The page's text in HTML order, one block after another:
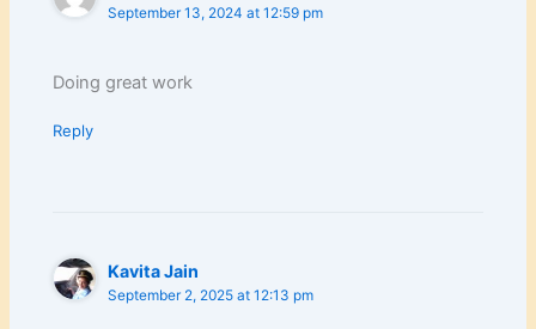
September 13, 2024 at 12:59 pm
Doing great work
Reply
Kavita Jain
September 2, 2025 at 12:13 pm